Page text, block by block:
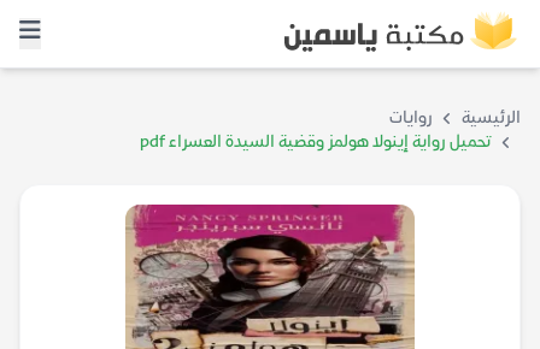
الرئيسية
روايات
تحميل رواية إينولا هولمز وقضية السيدة العسراء pdf